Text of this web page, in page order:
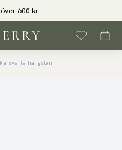
600 kr
svarta hängslen